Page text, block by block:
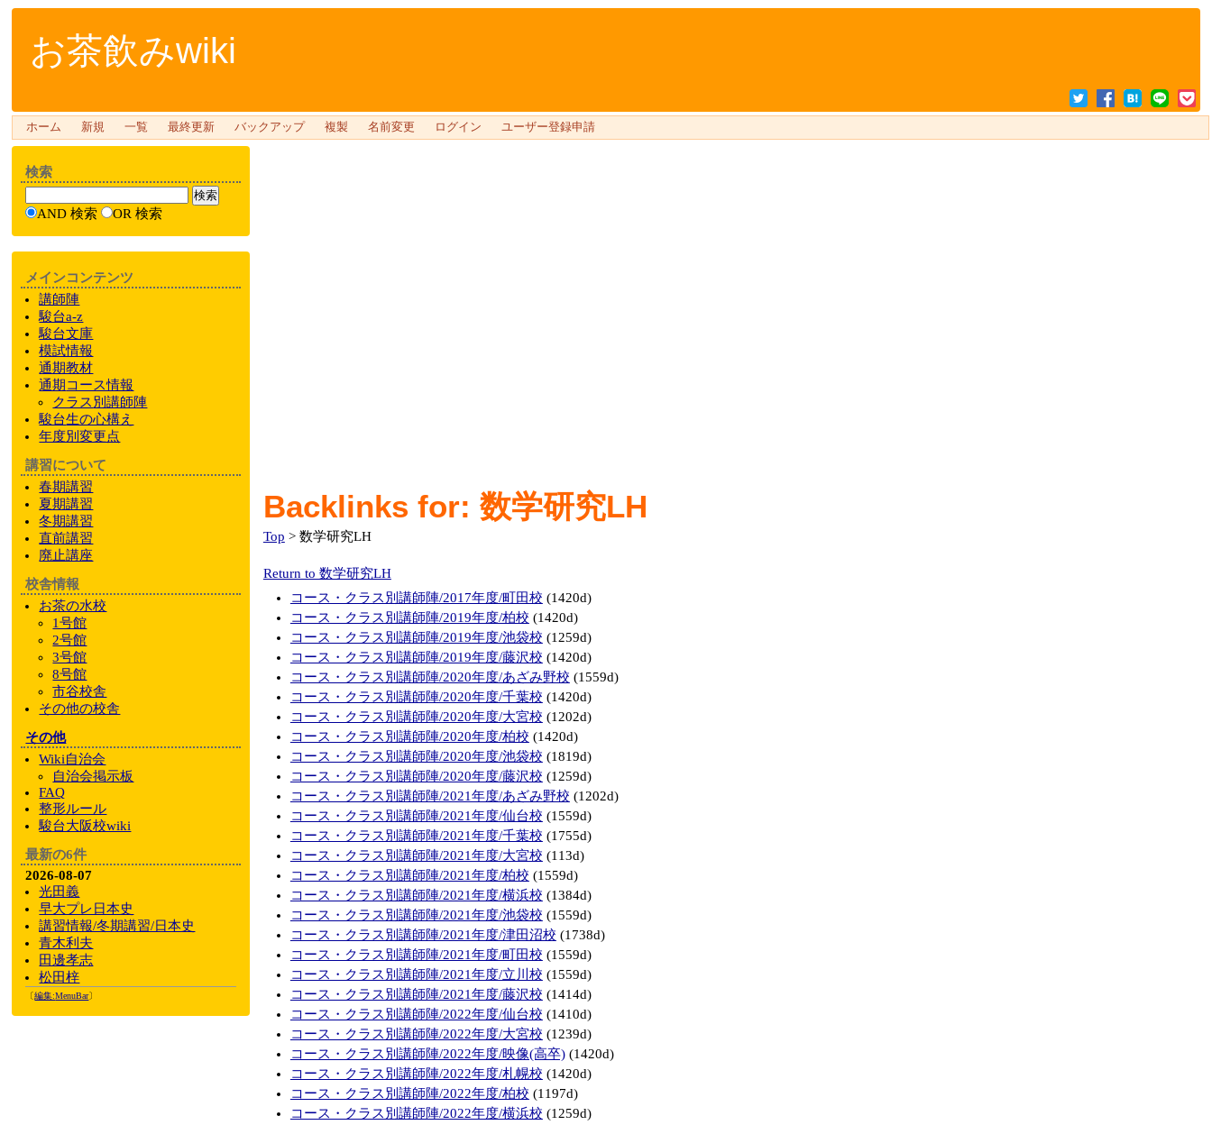
お茶飲みwiki
ホーム 新規 一覧 最終更新 バックアップ 複製 名前変更 ログイン ユーザー登録申請
Backlinks for: 数学研究LH
Top > 数学研究LH
Return to 数学研究LH
コース・クラス別講師陣/2017年度/町田校 (1420d)
コース・クラス別講師陣/2019年度/柏校 (1420d)
コース・クラス別講師陣/2019年度/池袋校 (1259d)
コース・クラス別講師陣/2019年度/藤沢校 (1420d)
コース・クラス別講師陣/2020年度/あざみ野校 (1559d)
コース・クラス別講師陣/2020年度/千葉校 (1420d)
コース・クラス別講師陣/2020年度/大宮校 (1202d)
コース・クラス別講師陣/2020年度/柏校 (1420d)
コース・クラス別講師陣/2020年度/池袋校 (1819d)
コース・クラス別講師陣/2020年度/藤沢校 (1259d)
コース・クラス別講師陣/2021年度/あざみ野校 (1202d)
コース・クラス別講師陣/2021年度/仙台校 (1559d)
コース・クラス別講師陣/2021年度/千葉校 (1755d)
コース・クラス別講師陣/2021年度/大宮校 (113d)
コース・クラス別講師陣/2021年度/柏校 (1559d)
コース・クラス別講師陣/2021年度/横浜校 (1384d)
コース・クラス別講師陣/2021年度/池袋校 (1559d)
コース・クラス別講師陣/2021年度/津田沼校 (1738d)
コース・クラス別講師陣/2021年度/町田校 (1559d)
コース・クラス別講師陣/2021年度/立川校 (1559d)
コース・クラス別講師陣/2021年度/藤沢校 (1414d)
コース・クラス別講師陣/2022年度/仙台校 (1410d)
コース・クラス別講師陣/2022年度/大宮校 (1239d)
コース・クラス別講師陣/2022年度/映像(高卒)(1420d)
コース・クラス別講師陣/2022年度/札幌校 (1420d)
コース・クラス別講師陣/2022年度/柏校 (1197d)
コース・クラス別講師陣/2022年度/横浜校 (1259d)
検索
AND 検索 OR 検索
メインコンテンツ
講師陣
駿台a-z
駿台文庫
模試情報
通期教材
通期 コース情報
クラス別講師陣
駿台生の心構え
年度別変更点
講習について
春期講習
夏期講習
冬期講習
直前講習
廃止講座
校舎情報
お茶の水校
1号館
2号館
3号館
8号館
市谷校舎
その他の校舎
その他
Wiki自治会
自治会掲示板
FAQ
整形ルール
駿台大阪校wiki
最新の6件
2026-08-07
光田義
早大プレ日本史
講習情報/冬期講習/日本史
青木利夫
田邊孝志
松田梓
〔編集:MenuBar〕